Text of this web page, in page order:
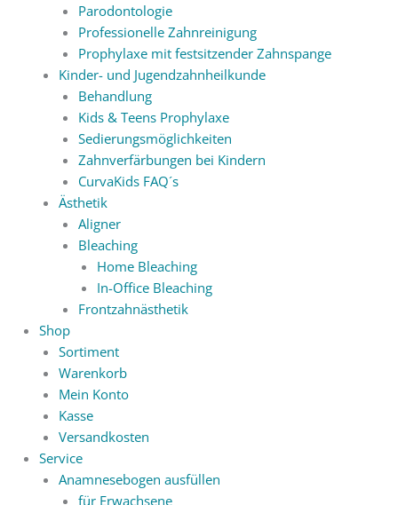
Parodontologie
Professionelle Zahnreinigung
Prophylaxe mit festsitzender Zahnspange
Kinder- und Jugendzahnheilkunde
Behandlung
Kids & Teens Prophylaxe
Sedierungsmöglichkeiten
Zahnverfärbungen bei Kindern
CurvaKids FAQ´s
Ästhetik
Aligner
Bleaching
Home Bleaching
In-Office Bleaching
Frontzahnästhetik
Shop
Sortiment
Warenkorb
Mein Konto
Kasse
Versandkosten
Service
Anamnesebogen ausfüllen
für Erwachsene